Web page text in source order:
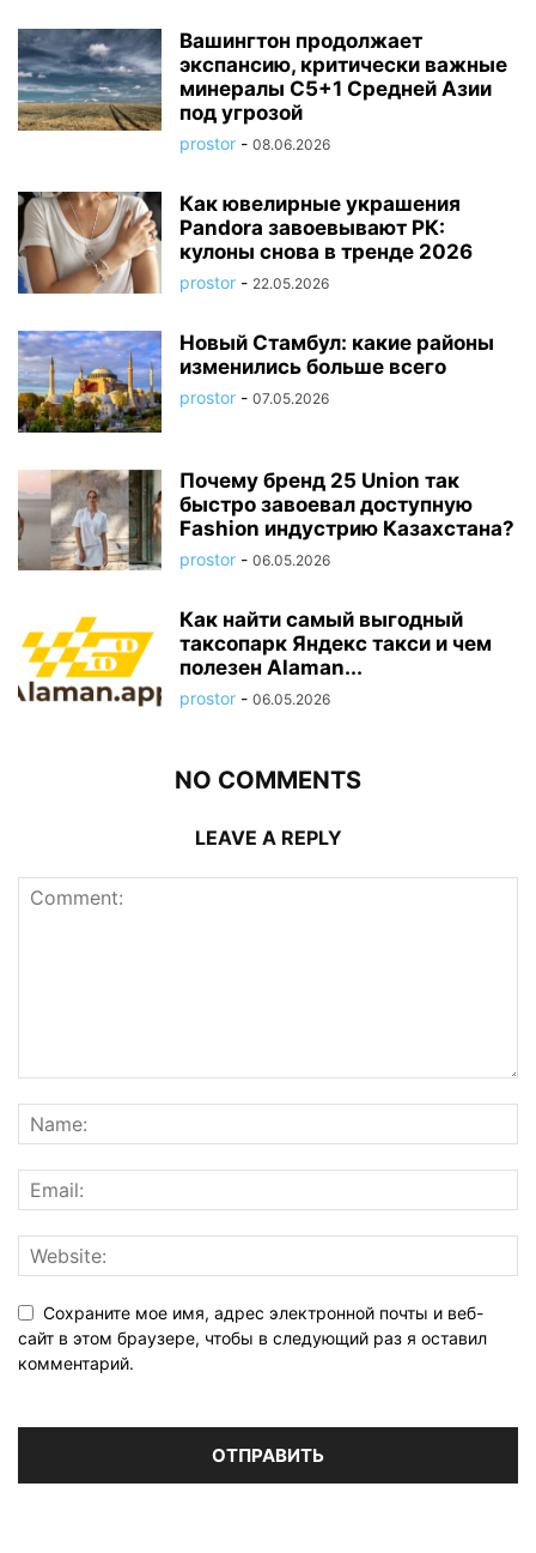
Вашингтон продолжает
экспансию, критически важные
минералы C5+1 Средней Азии
под угрозой
prostor - 08.06.2026
Как ювелирные украшения
Pandora завоевывают РК:
кулоны снова в тренде 2026
prostor - 22.05.2026
Новый Стамбул: какие районы
изменились больше всего
prostor - 07.05.2026
Почему бренд 25 Union так
быстро завоевал доступную
Fashion индустрию Казахстана?
prostor - 06.05.2026
Как найти самый выгодный
таксопарк Яндекс такси и чем
полезен Alaman...
prostor - 06.05.2026
NO COMMENTS
LEAVE A REPLY
Сохраните мое имя, адрес электронной почты и веб-
сайт в этом браузере, чтобы в следующий раз я оставил
комментарий.